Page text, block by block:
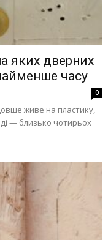
яких дверних
часу
0
живе на пластику,
— близько чотирьох